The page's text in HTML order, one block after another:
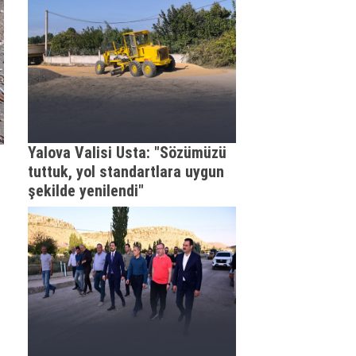
Yalova Valisi Usta: "Sözümüzü
tuttuk, yol standartlara uygun
şekilde yenilendi"